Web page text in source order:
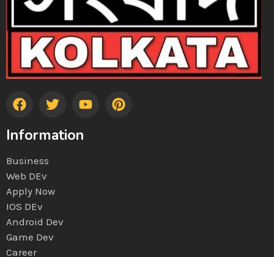
Information
Business
Web DEv
Apply Now
IOS DEv
Android Dev
Game Dev
Career